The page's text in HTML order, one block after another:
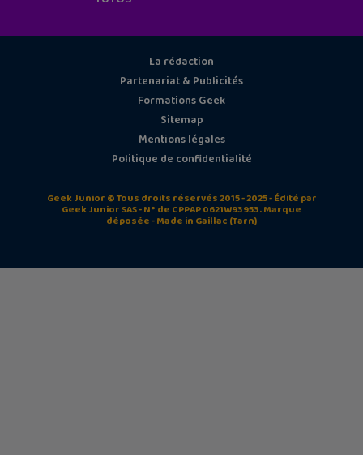
La rédaction
Partenariat & Publicités
Formations Geek
Sitemap
Mentions légales
Politique de confidentialité
Geek Junior © Tous droits réservés 2015 - 2025 - Édité par
Geek Junior SAS - N° de CPPAP 0621W93953. Marque
déposée - Made in Gaillac (Tarn)